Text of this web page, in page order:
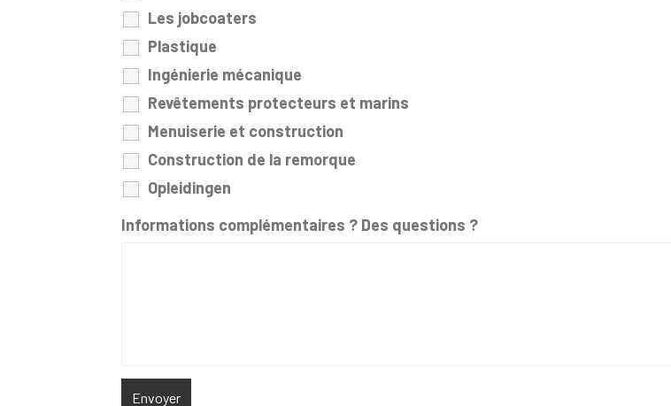
Les jobcoaters
Plastique
Ingénierie mécanique
Revêtements protecteurs et marins
Menuiserie et construction
Construction de la remorque
Opleidingen
Informations complémentaires ? Des questions ?